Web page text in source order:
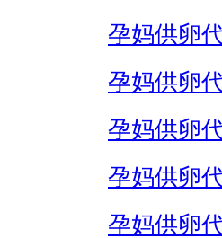
孕妈供卵
孕妈供卵
孕妈供卵
孕妈供卵
孕妈供卵